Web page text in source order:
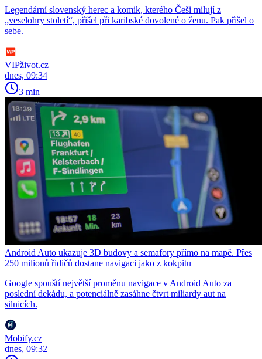
Legendární slovenský herec a komik, kterého Češi milují z
„veselohry století“, přišel při karibské dovolené o ženu. Pak přišel o
sebe.
VIPživot.cz
dnes, 09:34
3 min
Android Auto ukazuje 3D budovy a semafory přímo na mapě. Přes
250 milionů řidičů dostane navigaci jako z kokpitu
Google spouští největší proměnu navigace v Android Auto za
poslední dekádu, a potenciálně zasáhne čtvrt miliardy aut na
silnicích.
Mobify.cz
dnes, 09:32